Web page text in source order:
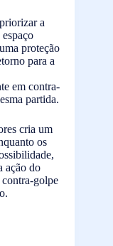
a
proteção
para a
em contra-
partida.
cria um
os
ação do
contra-golpe